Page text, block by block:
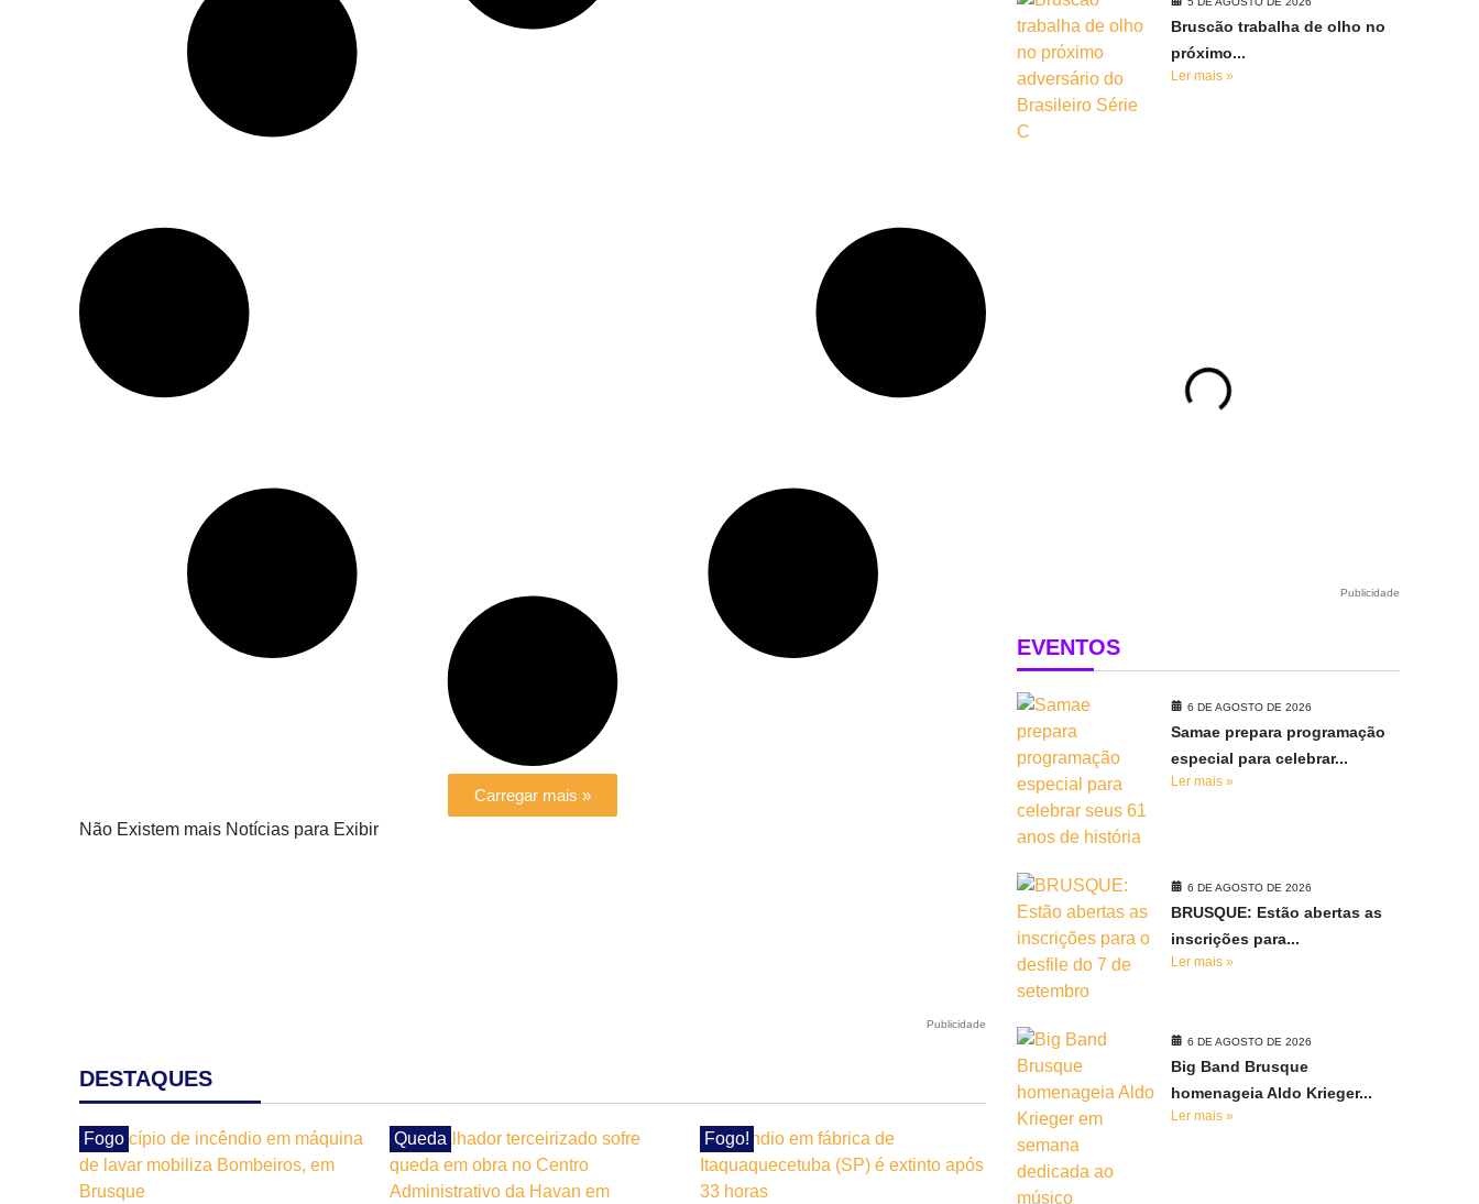
Carregar mais »
Não Existem mais Notícias para Exibir
Publicidade
DESTAQUES
Fogo Queda Fogo!
Bruscão trabalha de olho no
próximo...
Ler mais »
Publicidade
EVENTOS
6 DE AGOSTO DE 2026
Samae prepara programação
especial para celebrar...
Ler mais »
6 DE AGOSTO DE 2026
BRUSQUE: Estão abertas as
inscrições para...
Ler mais »
6 DE AGOSTO DE 2026
Big Band Brusque
homenageia Aldo Krieger...
Ler mais »